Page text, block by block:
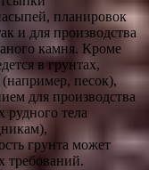
планировок
и для производства
камня. Кроме
в грунтах,
песок),
для производства
рудного тела
грунта может
требований.